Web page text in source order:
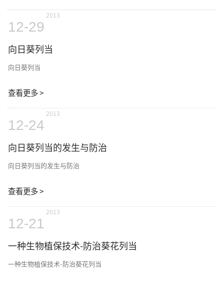
2013
12-29
向日葵列当
向日葵列当
查看更多 >
2013
12-24
向日葵列当的发生与防治
向日葵列当的发生与防治
查看更多 >
2013
12-21
一种生物植保技术-防治葵花列当
一种生物植保技术-防治葵花列当